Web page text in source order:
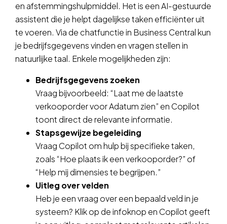
en afstemmingshulpmiddel. Het is een AI-gestuurde
assistent die je helpt dagelijkse taken efficiënter uit
te voeren. Via de chatfunctie in Business Central kun
je bedrijfsgegevens vinden en vragen stellen in
natuurlijke taal. Enkele mogelijkheden zijn:
Bedrijfsgegevens zoeken
Vraag bijvoorbeeld: “Laat me de laatste
verkooporder voor Adatum zien” en Copilot
toont direct de relevante informatie.
Stapsgewijze begeleiding
Vraag Copilot om hulp bij specifieke taken,
zoals “Hoe plaats ik een verkooporder?” of
“Help mij dimensies te begrijpen.”
Uitleg over velden
Heb je een vraag over een bepaald veld in je
systeem? Klik op de infoknop en Copilot geeft